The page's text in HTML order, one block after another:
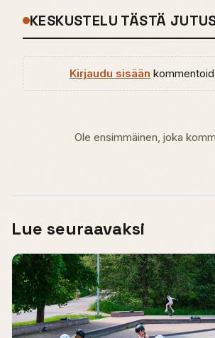
KESKUSTELU TÄSTÄ
Kirjaudu sisään
Ole ensimmäinen, joka
Lue seuraavaksi